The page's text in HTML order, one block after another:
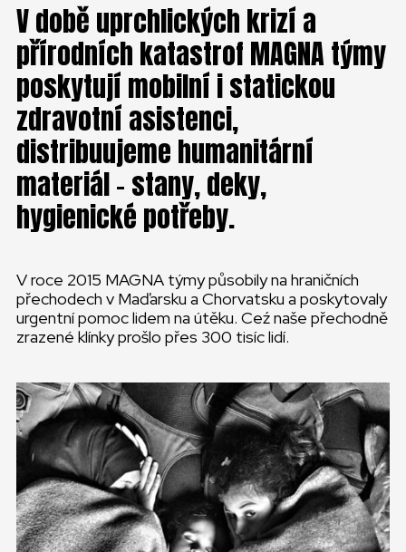
V době uprchlických krizí a
přírodních katastrof MAGNA týmy
poskytují mobilní i statickou
zdravotní asistenci,
distribuujeme humanitární
materiál – stany, deky,
hygienické potřeby.
V roce 2015 MAGNA týmy působily na hraničních
přechodech v Maďarsku a Chorvatsku a poskytovaly
urgentní pomoc lidem na útěku. Ceź naše přechodně
zrazené klínky prošlo přes 300 tisíc lidí.